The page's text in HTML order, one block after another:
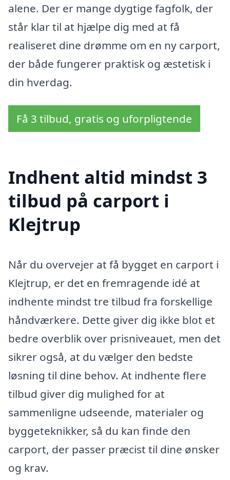
alene. Der er mange dygtige fagfolk, der
står klar til at hjælpe dig med at få
realiseret dine drømme om en ny carport,
der både fungerer praktisk og æstetisk i
din hverdag.
Få 3 tilbud, gratis og uforpligtende
Indhent altid mindst 3
tilbud på carport i
Klejtrup
Når du overvejer at få bygget en carport i
Klejtrup, er det en fremragende idé at
indhente mindst tre tilbud fra forskellige
håndværkere. Dette giver dig ikke blot et
bedre overblik over prisniveauet, men det
sikrer også, at du vælger den bedste
løsning til dine behov. At indhente flere
tilbud giver dig mulighed for at
sammenligne udseende, materialer og
byggeteknikker, så du kan finde den
carport, der passer præcist til dine ønsker
og krav.